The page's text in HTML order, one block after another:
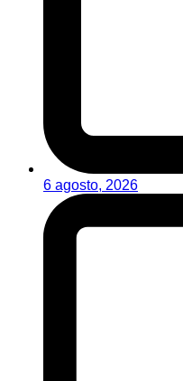
6 agosto, 2026